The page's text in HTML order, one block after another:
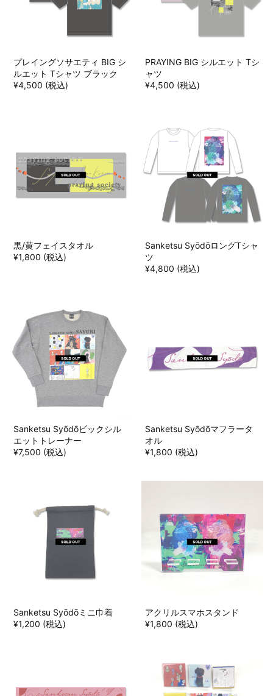
プレイングソサエティ BIG シ
ルエット Tシャツ ブラック
¥4,500 (税込)
PRAYING BIG シルエット Tシ
ャツ
¥4,500 (税込)
黒/黄フェイスタオル
¥1,800 (税込)
Sanketsu SyōdōロングTシャ
ツ
¥4,800 (税込)
Sanketsu Syōdōビックシル
エットトレーナー
¥7,500 (税込)
Sanketsu Syōdōマフラータ
オル
¥1,800 (税込)
Sanketsu Syōdōミニ巾着
¥1,200 (税込)
アクリルスマホスタンド
¥1,800 (税込)